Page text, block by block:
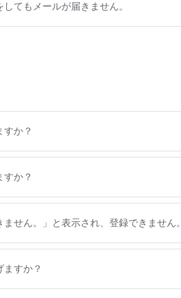
てもメールが届きません。
すか？
すか？
ません。」と表示され、登録できません。
ますか？